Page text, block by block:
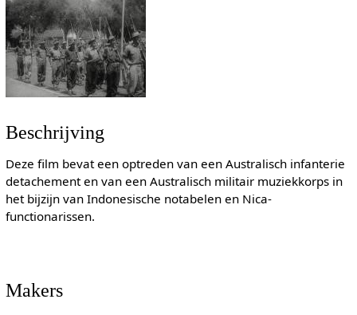
Beschrijving
Deze film bevat een optreden van een Australisch infanterie
detachement en van een Australisch militair muziekkorps in
het bijzijn van Indonesische notabelen en Nica-
functionarissen.
Makers